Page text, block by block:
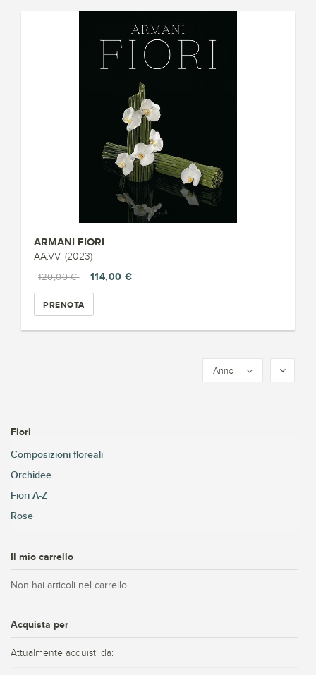
ARMANI FIORI
AA.VV. (2023)
120,00 €
114,00 €
PRENOTA
Anno
Fiori
Composizioni floreali
Orchidee
Fiori A-Z
Rose
Il mio carrello
Non hai articoli nel carrello.
Acquista per
Attualmente acquisti da: